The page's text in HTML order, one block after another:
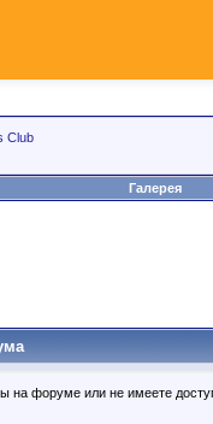
Club
Галерея
на форуме или не имеете